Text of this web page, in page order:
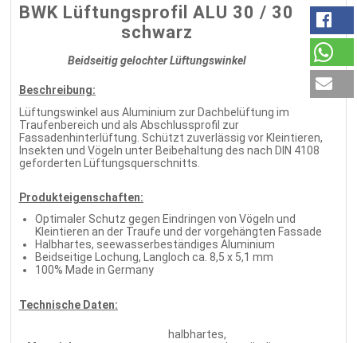
BWK Lüftungsprofil ALU 30 / 30
schwarz
Beidseitig gelochter Lüftungswinkel
Beschreibung:
Lüftungswinkel aus Aluminium zur Dachbelüftung im
Traufenbereich und als Abschlussprofil zur
Fassadenhinterlüftung. Schützt zuverlässig vor Kleintieren,
Insekten und Vögeln unter Beibehaltung des nach DIN 4108
geforderten Lüftungsquerschnitts.
Produkteigenschaften:
Optimaler Schutz gegen Eindringen von Vögeln und
Kleintieren an der Traufe und der vorgehängten Fassade
Halbhartes, seewasserbeständiges Aluminium
Beidseitige Lochung, Langloch ca. 8,5 x 5,1 mm
100% Made in Germany
Technische Daten:
halbhartes,